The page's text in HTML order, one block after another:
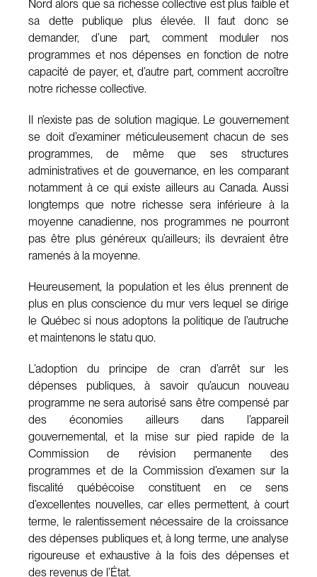
Nord alors que sa richesse collective est plus faible et
sa dette publique plus élevée. Il faut donc se
demander, d’une part, comment moduler nos
programmes et nos dépenses en fonction de notre
capacité de payer, et, d’autre part, comment accroître
notre richesse collective.
Il n’existe pas de solution magique. Le gouvernement
se doit d’examiner méticuleusement chacun de ses
programmes, de même que ses structures
administratives et de gouvernance, en les comparant
notamment à ce qui existe ailleurs au Canada. Aussi
longtemps que notre richesse sera inférieure à la
moyenne canadienne, nos programmes ne pourront
pas être plus généreux qu’ailleurs; ils devraient être
ramenés à la moyenne.
Heureusement, la population et les élus prennent de
plus en plus conscience du mur vers lequel se dirige
le Québec si nous adoptons la politique de l’autruche
et maintenons le statu quo.
L’adoption du principe de cran d’arrêt sur les
dépenses publiques, à savoir qu’aucun nouveau
programme ne sera autorisé sans être compensé par
des économies ailleurs dans l’appareil
gouvernemental, et la mise sur pied rapide de la
Commission de révision permanente des
programmes et de la Commission d’examen sur la
fiscalité québécoise constituent en ce sens
d’excellentes nouvelles, car elles permettent, à court
terme, le ralentissement nécessaire de la croissance
des dépenses publiques et, à long terme, une analyse
rigoureuse et exhaustive à la fois des dépenses et
des revenus de l’État.